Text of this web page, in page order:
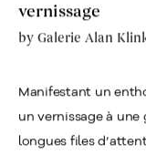
vernissage
by Galerie Alan
Manifestant un
un vernissage à
longues files